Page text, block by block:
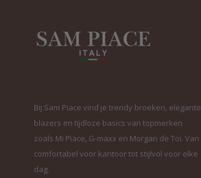
Bij Sam Piace vind je trendy broeken, elegante
blazers en tijdloze basics van topmerken
zoals Mi Piace, G-maxx en Morgan de Toi. Van
comfortabel voor kantoor tot stijlvol voor elke
dag.